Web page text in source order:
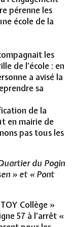
pérenne les
école de la
les
de l’école : en
a avisé la
sa
de la
en mairie de
pas tous les
du Pogin
» et « Pont
Collège »
57 à l’arrêt «